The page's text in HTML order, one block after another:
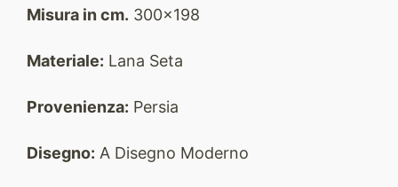
Misura in cm. 300x198
Materiale: Lana Seta
Provenienza: Persia
Disegno: A Disegno Moderno